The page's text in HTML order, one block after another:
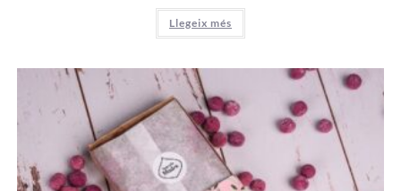
Llegeix més